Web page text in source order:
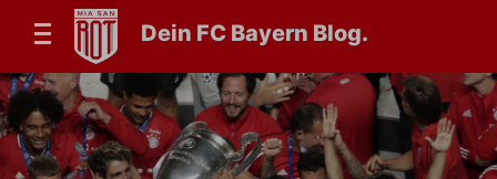
Dein FC Bayern Blog.